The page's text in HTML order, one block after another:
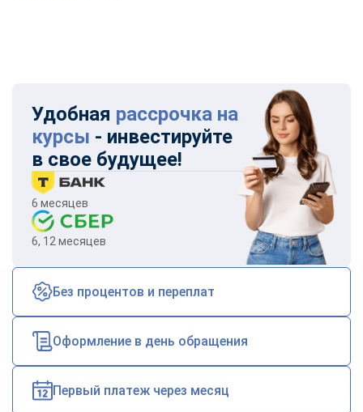
Удобная рассрочка на
курсы - инвестируйте
в свое будущее!
6 месяцев
6, 12 месяцев
Без процентов и переплат
Оформление в день обращения
Первый платеж через месяц